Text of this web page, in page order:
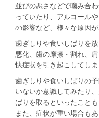
並びの悪さなどで噛み合
っていたり、アルコール
の影響など、様々な原因が
歯ぎしりや食いしばりを
悪化、歯の摩擦・割れ、
快症状を引き起こしてしま
歯ぎしりや食いしばりの
いないか意識してみたり
ばりを取るといったことも
また、症状が重い場合も